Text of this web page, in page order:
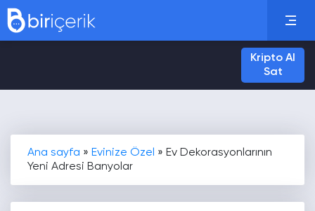
Kripto Al
Sat
Ana sayfa » Evinize Özel » Ev Dekorasyonlarının
Yeni Adresi Banyolar